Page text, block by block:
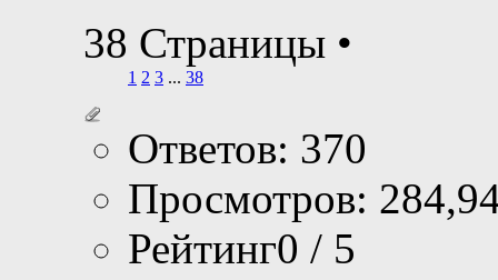
38 Страницы •
1 2 3 ... 38
Ответов: 370
Просмотров:
Рейтинг0 / 5